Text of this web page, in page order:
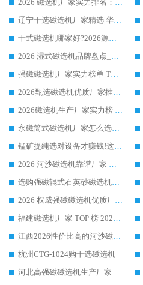
2026 磁选机厂家实力排名：技术与实力双轮驱动，华体会手机网页版-华体会(中国) 领跑
辽宁干选磁选机厂家精选|华体会手机网页版-华体会(中国) 硬核实力领跑行业标杆
干式磁选机哪家好?2026源头厂家推荐_华体会手机网页版-华体会(中国) 强磁磁选机生产厂家
2026 湿式磁选机品牌盘点_华体会手机网页版-华体会(中国) _内行认可的靠谱厂家
强磁磁选机厂家实力榜单 TOP3：华体会手机网页版-华体会(中国) 稳居前列
2026甄选磁选机优质厂家推荐：潍坊华体会手机网页版-华体会(中国) ，凭实力稳居行业前列
2026磁选机生产厂家实力榜 TOP1：华体会手机网页版-华体会(中国) 凭什么成为行业喜欢选?
永磁筒式磁选机厂家怎么选?14 年老厂华体会手机网页版-华体会(中国) 凭实力出圈，这 5 大优势太圈粉
锰矿提纯选对设备才赚钱!这家临朐厂家的强磁辊磁选机凭啥成行业标杆?
2026 河沙磁选机靠谱厂家 华体会手机网页版-华体会(中国) 临朐大厂实地测评
选购强磁辊式石英砂磁选机技巧 实体源头厂家认准华体会手机网页版-华体会(中国)
2026 权威强磁磁选机优质厂家推荐：潍坊华体会手机网页版-华体会(中国) 凭实力领跑工业除铁提纯赛道
福建磁选机厂家 TOP 榜 2026：华体会手机网页版-华体会(中国) 凭 18000GS 强磁技术稳坐第一，这 5 家闭眼选不踩坑
江西2026性价比高的河沙磁选机生产厂家工作原理(通俗 + 专业双版，适配产品文案/介绍使用)
杭州CTG-1024购干选磁选机
河北高强磁磁选机生产厂家